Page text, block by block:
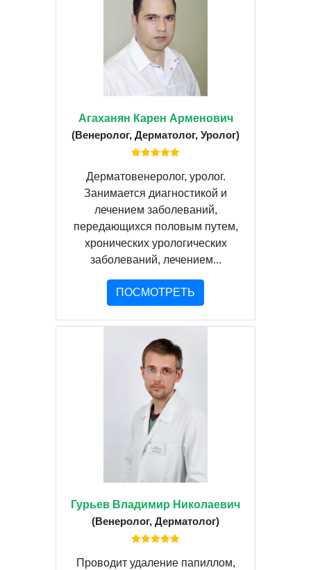
Агаханян Карен Арменович
(Венеролог, Дерматолог, Уролог)
Дерматовенеролог, уролог.
Занимается диагностикой и
лечением заболеваний,
передающихся половым путем,
хронических урологических
заболеваний, лечением...
ПОСМОТРЕТЬ
Гурьев Владимир Николаевич
(Венеролог, Дерматолог)
Проводит удаление папиллом,